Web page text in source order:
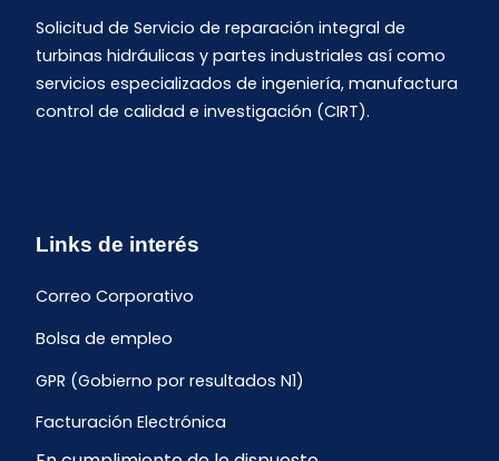
Solicitud de Servicio de reparación integral de
turbinas hidráulicas y partes industriales así como
servicios especializados de ingeniería, manufactura
control de calidad e investigación (CIRT).
Links de interés
Correo Corporativo
Bolsa de empleo
GPR (Gobierno por resultados N1)
Facturación Electrónica